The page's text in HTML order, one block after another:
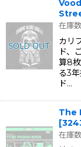
在庫
カリ
ド、
算8
る3
ド…
The
[
在庫